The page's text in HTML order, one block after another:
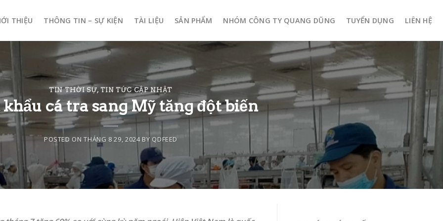
THIỆU THÔNG TIN – SỰ KIỆN TÀI LIỆU SẢN PHẨM NHÓM CÔNG TY QUANG DŨNG TUYỂN DỤNG LIÊN HỆ
TIN THỜI SỰ, TIN TỨC CẬP NHẬT
khẩu cá tra sang Mỹ tăng đột biến
POSTED ONTHÁNG 8 29, 2024BY QDFEED